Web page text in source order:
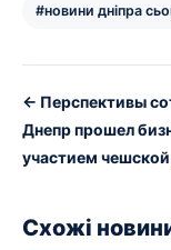
#новини дніпра
← Перспективы
Днепр прошел
участием
Схожі